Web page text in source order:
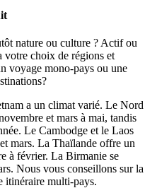
nature ou culture ? Actif ou
votre choix de régions et
voyage mono-pays ou une
a un climat varié. Le Nord
et mars à mai, tandis
Le Cambodge et le Laos
mars. La Thaïlande offre un
à février. La Birmanie se
Nous vous conseillons sur la
itinéraire multi-pays.